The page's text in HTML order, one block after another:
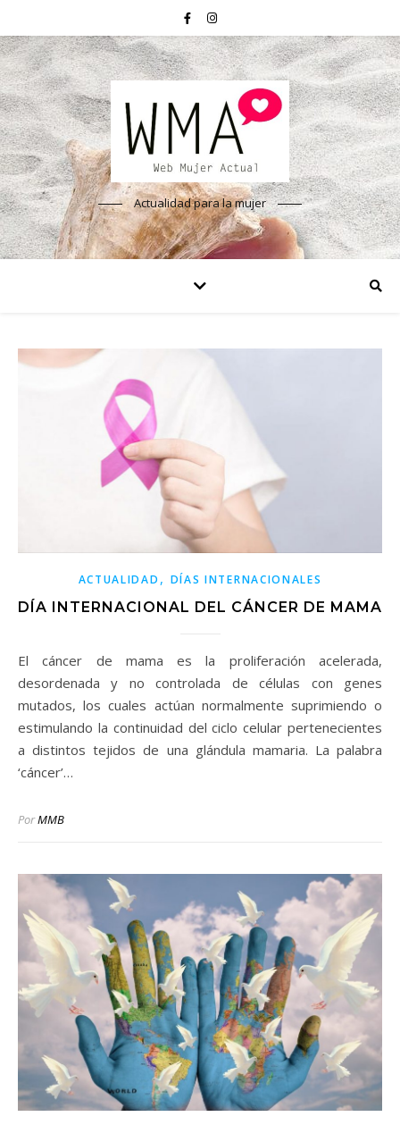
Actualidad para la mujer
ACTUALIDAD , DÍAS INTERNACIONALES
DÍA INTERNACIONAL DEL CÁNCER DE MAMA
El cáncer de mama es la proliferación acelerada,
desordenada y no controlada de células con genes
mutados, los cuales actúan normalmente suprimiendo o
estimulando la continuidad del ciclo celular pertenecientes
a distintos tejidos de una glándula mamaria. La palabra
‘cáncer’…
PorMMB